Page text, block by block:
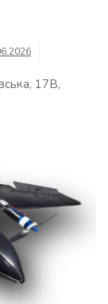
17В,